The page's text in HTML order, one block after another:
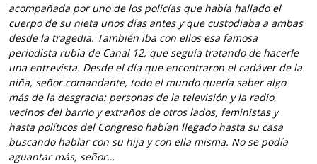
acompañada por uno de los policías que había hallado el
cuerpo de su nieta unos días antes y que custodiaba a ambas
desde la tragedia. También iba con ellos esa famosa
periodista rubia de Canal 12, que seguía tratando de hacerle
una entrevista. Desde el día que encontraron el cadáver de la
niña, señor comandante, todo el mundo quería saber algo
más de la desgracia: personas de la televisión y la radio,
vecinos del barrio y extraños de otros lados, feministas y
hasta políticos del Congreso habían llegado hasta su casa
buscando hablar con su hija y con ella misma. No se podía
aguantar más, señor…